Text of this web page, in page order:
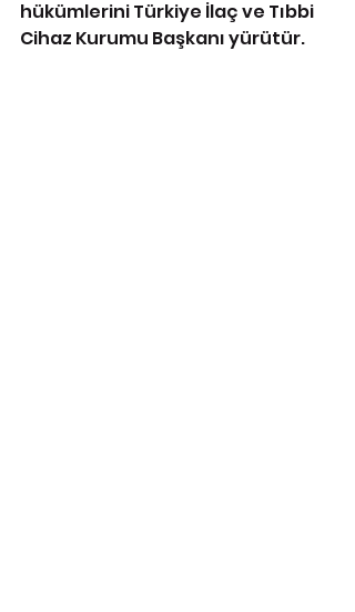
hükümlerini Türkiye İlaç ve Tıbbi
Cihaz Kurumu Başkanı yürütür.